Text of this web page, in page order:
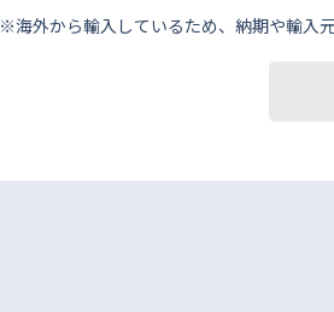
※海外から輸⼊しているため、納期や輸⼊